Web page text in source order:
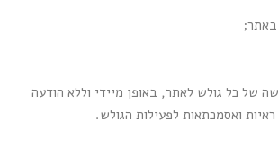
של כל גולש לאתר, באופן מיידי וללא הודעה
ואסמכתאות לפעילות הגולש.